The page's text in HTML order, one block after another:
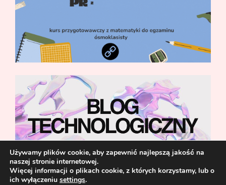
Używamy plików cookie, aby zapewnić najlepszą jakość na
naszej stronie internetowej.
Więcej informacji o plikach cookie, z których korzystamy, lub o
ich wyłączeniu settings.